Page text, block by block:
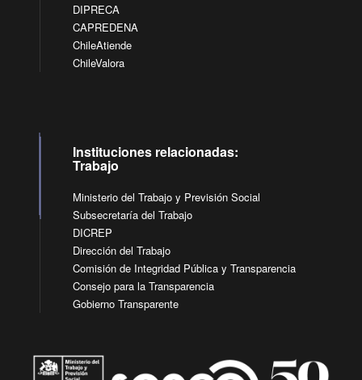
DIPRECA
CAPREDENA
ChileAtiende
ChileValora
Instituciones relacionadas:
Trabajo
Ministerio del Trabajo y Previsión Social
Subsecretaría del Trabajo
DICREP
Dirección del Trabajo
Comisión de Integridad Pública y Transparencia
Consejo para la Transparencia
Gobierno Transparente